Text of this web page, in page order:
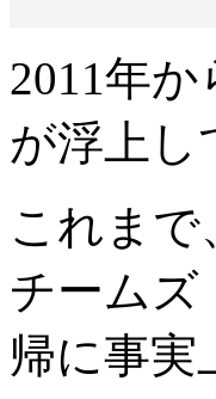
2011年
が浮上し
これまで
チームズ
帰に事実